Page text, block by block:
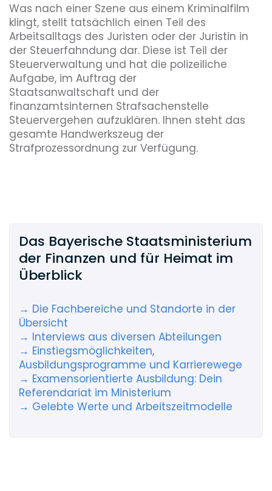
Was nach einer Szene aus einem Kriminalfilm
klingt, stellt tatsächlich einen Teil des
Arbeitsalltags des Juristen oder der Juristin in
der Steuerfahndung dar. Diese ist Teil der
Steuerverwaltung und hat die polizeiliche
Aufgabe, im Auftrag der
Staatsanwaltschaft und der
finanzamtsinternen Strafsachenstelle
Steuervergehen aufzuklären. Ihnen steht das
gesamte Handwerkszeug der
Strafprozessordnung zur Verfügung.
Das Bayerische Staatsministerium
der Finanzen und für Heimat im
Überblick
→ Die Fachbereiche und Standorte in der
Übersicht
→ Interviews aus diversen Abteilungen
→ Einstiegsmöglichkeiten,
Ausbildungsprogramme und Karrierewege
→ Examensorientierte Ausbildung: Dein
Referendariat im Ministerium
→ Gelebte Werte und Arbeitszeitmodelle